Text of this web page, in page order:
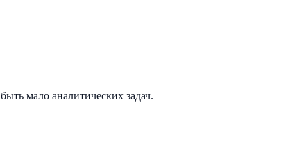
мало аналитических задач.